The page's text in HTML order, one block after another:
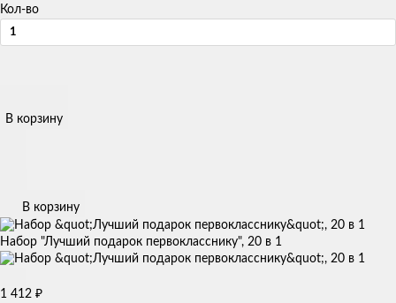
Кол-во
В корзину
В корзину
Набор "Лучший подарок первокласснику", 20 в 1
1 412 ₽